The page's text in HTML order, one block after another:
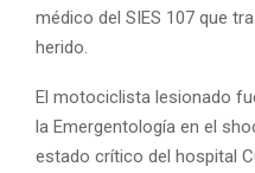
médico del SIES 107 que
herido.
El motociclista lesionado
la Emergentología en el
estado crítico del hospital